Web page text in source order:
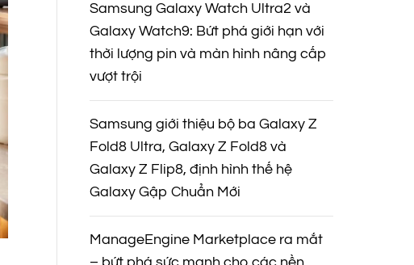
Samsung Galaxy Watch Ultra2 và
Galaxy Watch9: Bứt phá giới hạn với
thời lượng pin và màn hình nâng cấp
vượt trội
Samsung giới thiệu bộ ba Galaxy Z
Fold8 Ultra, Galaxy Z Fold8 và
Galaxy Z Flip8, định hình thế hệ
Galaxy Gập Chuẩn Mới
ManageEngine Marketplace ra mắt